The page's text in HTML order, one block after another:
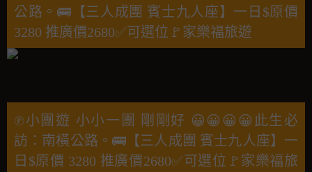
公路。🚌【三人成團 賓士九人座】一日$原價
3280 推廣價2680✅可選位🚩家樂福旅遊
℗小團遊 小小一團 剛剛好 😀😀😀😀此生必
訪：南橫公路。🚌【三人成團 賓士九人座】一
日$原價 3280 推廣價2680✅可選位🚩家樂福旅